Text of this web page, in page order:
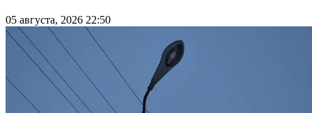
05 августа, 2026 22:50